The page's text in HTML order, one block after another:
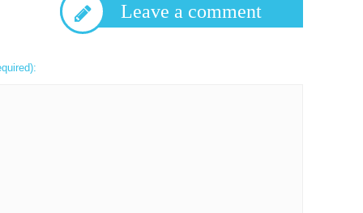
Leave a comment